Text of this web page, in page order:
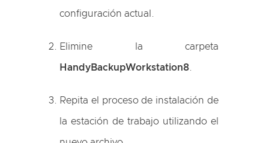
configuración actual.
Elimine la carpeta
HandyBackupWorkstation8
Repita el proceso de instalación de
la estación de trabajo utilizando el